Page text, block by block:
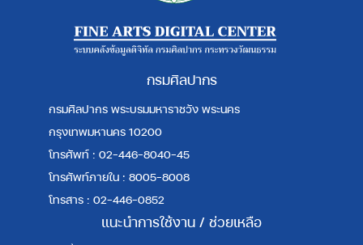
กรมศิลปากร
กรมศิลปากร พระบรมมหาราชวัง พระนคร
กรุงเทพมหานคร 10200
โทรศัพท์ : 02-446-8040-45
โทรศัพท์ภายใน : 8005-8008
โทรสาร : 02-446-0852
แนะนำการใช้งาน / ช่วยเหลือ